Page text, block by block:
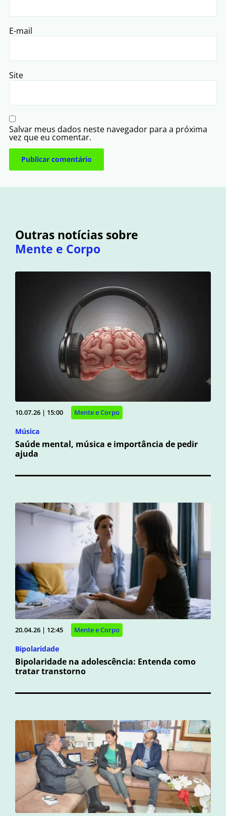
E-mail
Site
Salvar meus dados neste navegador para a próxima
vez que eu comentar.
Outras notícias sobre
Mente e Corpo
10.07.26 | 15:00 Mente e Corpo
Música
Saúde mental, música e importância de pedir
ajuda
20.04.26 | 12:45 Mente e Corpo
Bipolaridade
Bipolaridade na adolescência: Entenda como
tratar transtorno